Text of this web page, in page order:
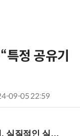
정 공유기
09-05 22:59
공유 (9/18 양재역)